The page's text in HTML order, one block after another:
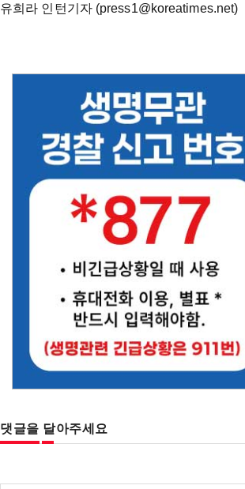
유희라 인턴기자 (press1@koreatimes.net)
댓글을 달아주세요